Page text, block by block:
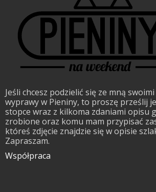
Jeśli chcesz podzielić się ze mną
wyprawy w Pieniny, to proszę prześlij
stopce wraz z kilkoma zdaniami opisu
zrobione oraz komu mam przypisać
któreś zdjęcie znajdzie się w opisie
Zapraszam.
Współpraca